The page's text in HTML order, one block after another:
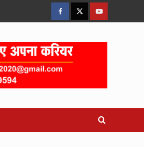
FacebookTwitterYoutube